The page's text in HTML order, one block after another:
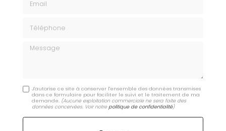
Message
J'autorise ce site à conserver l'ensemble des données transmises
dans ce formulaire pour faciliter le suivi et le traitement de ma
demande. (Aucune exploitation commerciale ne sera faite des
données concervées. Voir notrepolitique de confidentialité)